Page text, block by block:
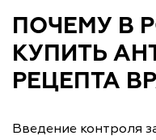
ПОЧЕМУ В
КУПИТЬ
РЕЦЕПТА
Введение контроля